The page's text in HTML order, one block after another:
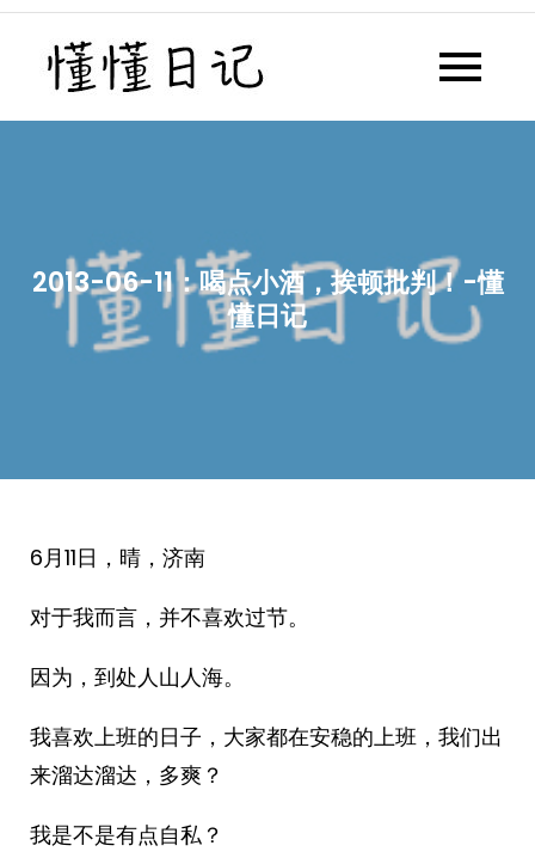
Skip
content
懂懂日记网每天同步更新懂懂学
2013-06-11：喝点小酒，挨顿批判！-懂
懂日记
6月11日，晴，济南
对于我而言，并不喜欢过节。
因为，到处人山人海。
我喜欢上班的日子，大家都在安稳的上班，我们出
来溜达溜达，多爽？
我是不是有点自私？